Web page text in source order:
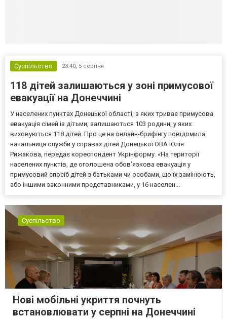
Суспільство 23:40, 5 серпня
118 дітей залишаються у зоні примусової
евакуації на Донеччині
У населених пунктах Донецької області, з яких триває примусова
евакуація сімей із дітьми, залишаються 103 родини, у яких
виховуються 118 дітей. Про це на онлайн-брифінгу повідомила
начальниця служби у справах дітей Донецької ОВА Юлія
Рижакова, передає кореспондент Укрінформу. «На території
населених пунктів, де оголошена обов’язкова евакуація у
примусовий спосіб дітей з батьками чи особами, що їх замінюють,
або іншими законними представниками, у 16 населен...
Суспільство
Нові мобільні укриття почнуть
встановлювати у серпні на Донеччині